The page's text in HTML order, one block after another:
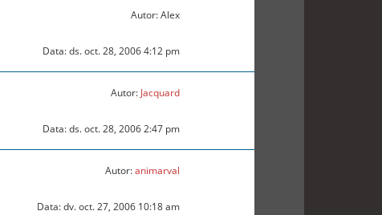
Autor: Alex
Data: ds. oct. 28, 2006 4:12 pm
Autor: Jacquard
Data: ds. oct. 28, 2006 2:47 pm
Autor:animarval
Data: dv. oct. 27, 2006 10:18 am